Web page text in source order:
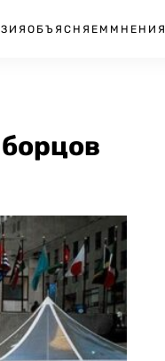
ОБЪЯСНЯЕМ МНЕНИЯ